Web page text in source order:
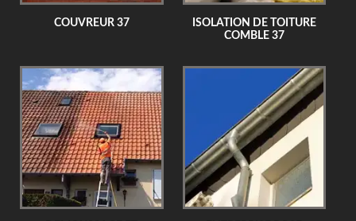
COUVREUR 37
ISOLATION DE TOITURE
COMBLE 37